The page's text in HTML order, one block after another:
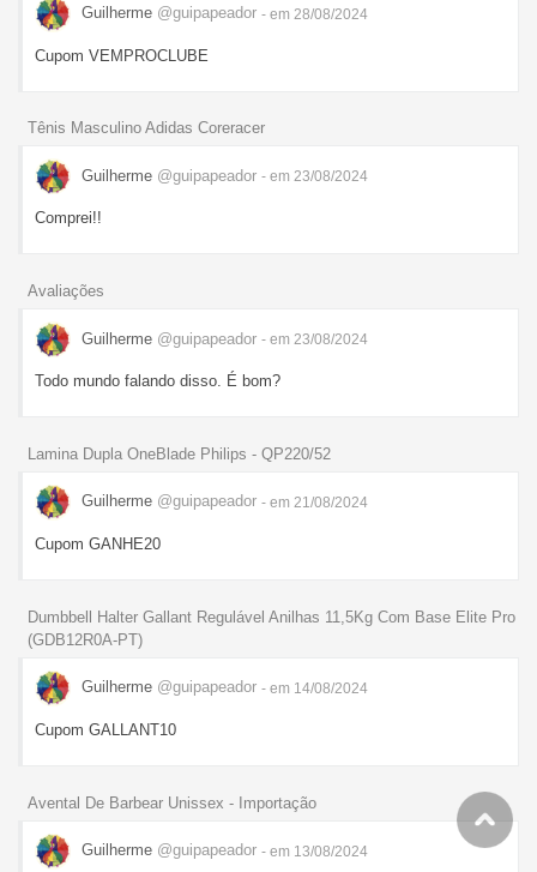
Guilherme @guipapeador - em 28/08/2024
Cupom VEMPROCLUBE
Tênis Masculino Adidas Coreracer
Guilherme @guipapeador - em 23/08/2024
Comprei!!
Avaliações
Guilherme @guipapeador - em 23/08/2024
Todo mundo falando disso. É bom?
Lamina Dupla OneBlade Philips - QP220/52
Guilherme @guipapeador - em 21/08/2024
Cupom GANHE20
Dumbbell Halter Gallant Regulável Anilhas 11,5Kg Com Base Elite Pro
(GDB12R0A-PT)
Guilherme @guipapeador - em 14/08/2024
Cupom GALLANT10
Avental De Barbear Unissex - Importação
Guilherme @guipapeador - em 13/08/2024